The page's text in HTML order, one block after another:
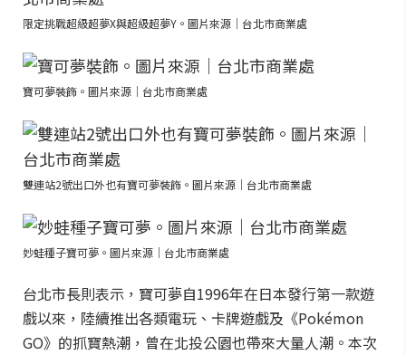
限定挑戰超級超夢X與超級超夢Y。圖片來源｜台北市商業處
寶可夢裝飾。圖片來源｜台北市商業處
雙連站2號出口外也有寶可夢裝飾。圖片來源｜台北市商業處
妙蛙種子寶可夢。圖片來源｜台北市商業處
台北市長則表示，寶可夢自1996年在日本發行第一款遊
戲以來，陸續推出各類電玩、卡牌遊戲及《Pokémon
GO》的抓寶熱潮，曾在北投公園也帶來大量人潮。本次